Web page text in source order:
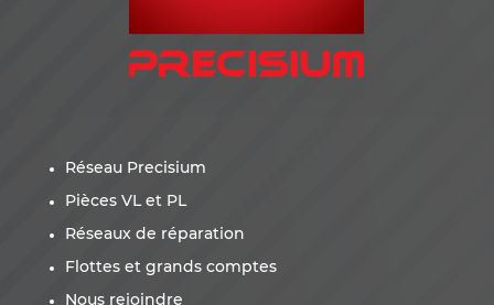
Réseau Precisium
Pièces VL et PL
Réseaux de réparation
Flottes et grands comptes
Nous rejoindre